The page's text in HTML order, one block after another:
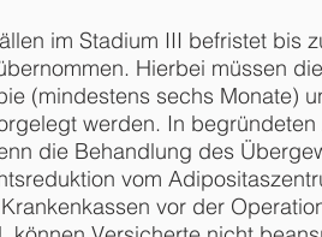
im Stadium III befristet bis
Hierbei müssen
(mindestens sechs Monate)
werden. In
die Behandlung des
vom
vor der